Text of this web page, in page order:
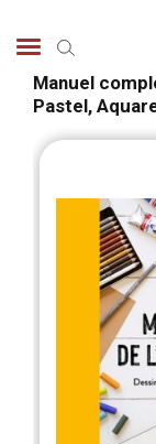
Manuel
Pastel,
Passer
à